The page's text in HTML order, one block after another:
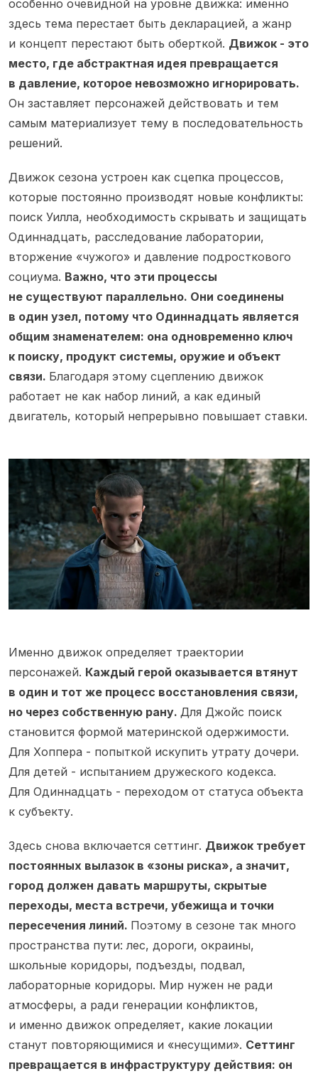
особенно очевидной на уровне движка: именно
здесь тема перестает быть декларацией, а жанр
и концепт перестают быть оберткой. Движок - это
место, где абстрактная идея превращается
в давление, которое невозможно игнорировать.
Он заставляет персонажей действовать и тем
самым материализует тему в последовательность
решений.
Движок сезона устроен как сцепка процессов,
которые постоянно производят новые конфликты:
поиск Уилла, необходимость скрывать и защищать
Одиннадцать, расследование лаборатории,
вторжение «чужого» и давление подросткового
социума. Важно, что эти процессы
не существуют параллельно. Они соединены
в один узел, потому что Одиннадцать является
общим знаменателем: она одновременно ключ
к поиску, продукт системы, оружие и объект
связи. Благодаря этому сцеплению движок
работает не как набор линий, а как единый
двигатель, который непрерывно повышает ставки.
Именно движок определяет траектории
персонажей. Каждый герой оказывается втянут
в один и тот же процесс восстановления связи,
но через собственную рану. Для Джойс поиск
становится формой материнской одержимости.
Для Хоппера - попыткой искупить утрату дочери.
Для детей - испытанием дружеского кодекса.
Для Одиннадцать - переходом от статуса объекта
к субъекту.
Здесь снова включается сеттинг. Движок требует
постоянных вылазок в «зоны риска», а значит,
город должен давать маршруты, скрытые
переходы, места встречи, убежища и точки
пересечения линий. Поэтому в сезоне так много
пространства пути: лес, дороги, окраины,
школьные коридоры, подъезды, подвал,
лабораторные коридоры. Мир нужен не ради
атмосферы, а ради генерации конфликтов,
и именно движок определяет, какие локации
станут повторяющимися и «несущими». Сеттинг
превращается в инфраструктуру действия: он